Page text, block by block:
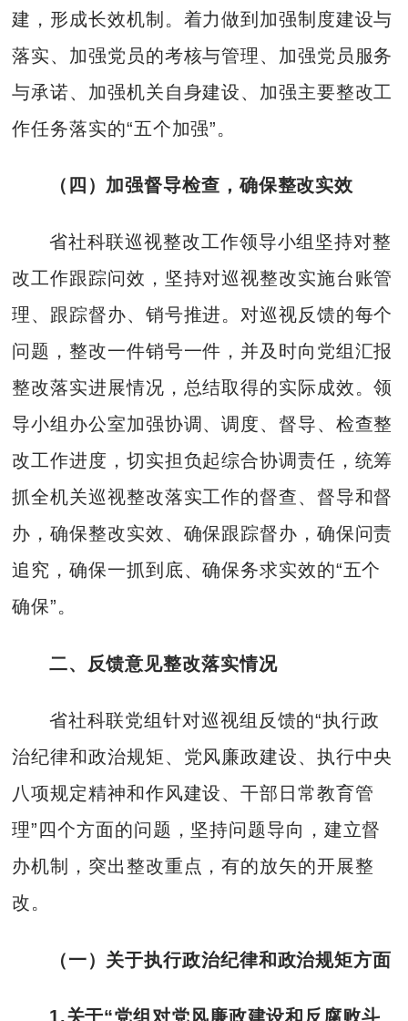
建，形成长效机制。着力做到加强制度建设与
落实、加强党员的考核与管理、加强党员服务
与承诺、加强机关自身建设、加强主要整改工
作任务落实的“五个加强”。
（四）加强督导检查，确保整改实效
省社科联巡视整改工作领导小组坚持对整
改工作跟踪问效，坚持对巡视整改实施台账管
理、跟踪督办、销号推进。对巡视反馈的每个
问题，整改一件销号一件，并及时向党组汇报
整改落实进展情况，总结取得的实际成效。领
导小组办公室加强协调、调度、督导、检查整
改工作进度，切实担负起综合协调责任，统筹
抓全机关巡视整改落实工作的督查、督导和督
办，确保整改实效、确保跟踪督办，确保问责
追究，确保一抓到底、确保务求实效的“五个
确保”。
二、反馈意见整改落实情况
省社科联党组针对巡视组反馈的“执行政
治纪律和政治规矩、党风廉政建设、执行中央
八项规定精神和作风建设、干部日常教育管
理”四个方面的问题，坚持问题导向，建立督
办机制，突出整改重点，有的放矢的开展整
改。
（一）关于执行政治纪律和政治规矩方面
1.关于“党组对党风廉政建设和反腐败斗